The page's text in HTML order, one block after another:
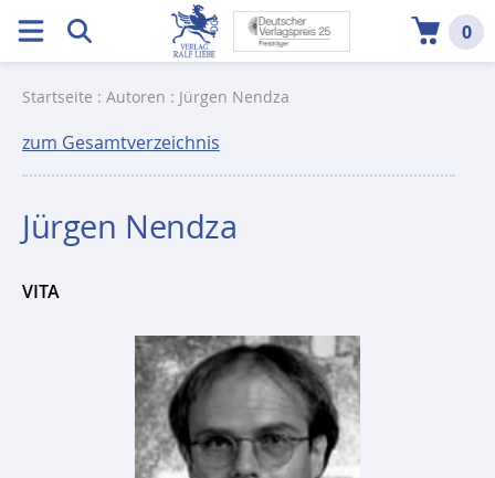
0
Startseite : Autoren : Jürgen Nendza
zum Gesamtverzeichnis
Jürgen Nendza
VITA